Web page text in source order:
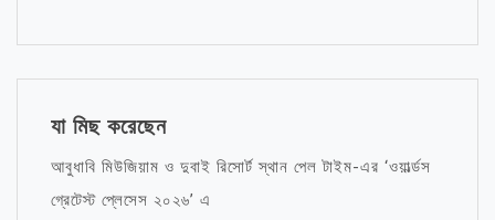
যা মিছ করেছেন
আবুধাবি মিউজিয়াম ও দুবাই রিসোর্ট স্থান পেল টাইম-এর ‘ওয়ার্ল্ডস
গ্রেটেস্ট প্লেসেস ২০২৬’ এ